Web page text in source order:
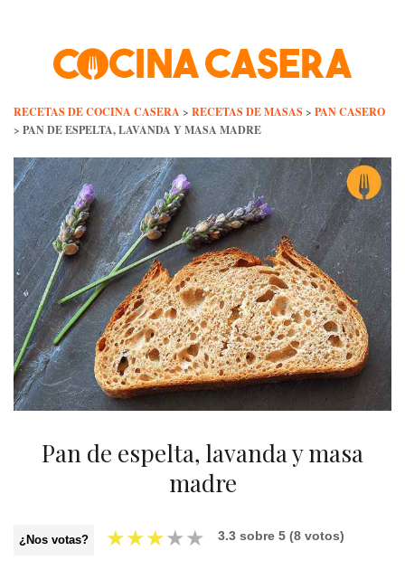
RECETAS DE COCINA CASERA > RECETAS DE MASAS > PAN CASERO
> PAN DE ESPELTA, LAVANDA Y MASA MADRE
Pan de espelta, lavanda y masa
madre
¿Nos votas? ★★★★★ 3.3 sobre 5 (8 votos)